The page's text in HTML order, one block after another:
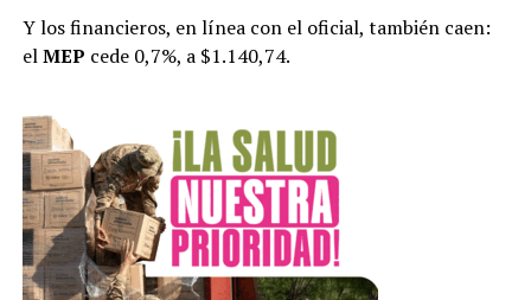
Y los financieros, en línea con el oficial, también caen:
elMEP cede 0,7%, a $1.140,74.